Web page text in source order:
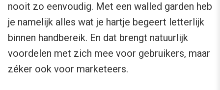
nooit zo eenvoudig. Met een walled garden heb
je namelijk alles wat je hartje begeert letterlijk
binnen handbereik. En dat brengt natuurlijk
voordelen met zich mee voor gebruikers, maar
zéker ook voor marketeers.